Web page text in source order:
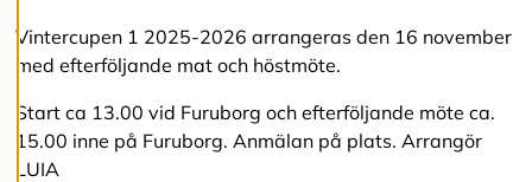
cookiepreferenser
och kan ändra dem
när som helst. Läs
mer om våra
cookies.
Vintercupen 1 2025-2026 arrangeras den 16 november
med efterföljande mat och höstmöte.
Start ca 13.00 vid Furuborg och efterföljande möte ca.
15.00 inne på Furuborg. Anmälan på plats. Arrangör
LUIA